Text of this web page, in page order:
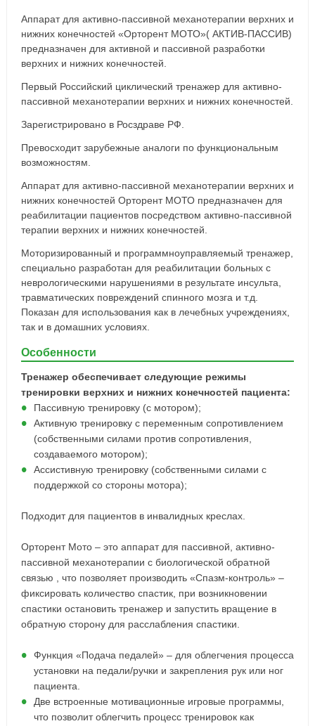
Аппарат для активно-пассивной механотерапии верхних и
нижних конечностей «Орторент МОТО»( АКТИВ-ПАССИВ)
предназначен для активной и пассивной разработки
верхних и нижних конечностей.
Первый Российский циклический тренажер для активно-
пассивной механотерапии верхних и нижних конечностей.
Зарегистрировано в Росздраве РФ.
Превосходит зарубежные аналоги по функциональным
возможностям.
Аппарат для активно-пассивной механотерапии верхних и
нижних конечностей Орторент МОТО предназначен для
реабилитации пациентов посредством активно-пассивной
терапии верхних и нижних конечностей.
Моторизированный и программноуправляемый тренажер,
специально разработан для реабилитации больных с
неврологическими нарушениями в результате инсульта,
травматических повреждений спинного мозга и т.д.
Показан для использования как в лечебных учреждениях,
так и в домашних условиях.
Особенности
Тренажер обеспечивает следующие режимы
тренировки верхних и нижних конечностей пациента:
Пассивную тренировку (с мотором);
Активную тренировку с переменным сопротивлением
(собственными силами против сопротивления,
создаваемого мотором);
Ассистивную тренировку (собственными силами с
поддержкой со стороны мотора);
Подходит для пациентов в инвалидных креслах.
Орторент Мото – это аппарат для пассивной, активно-
пассивной механотерапии с биологической обратной
связью , что позволяет производить «Спазм-контроль» –
фиксировать количество спастик, при возникновении
спастики остановить тренажер и запустить вращение в
обратную сторону для расслабления спастики.
Функция «Подача педалей» – для облегчения процесса
установки на педали/ручки и закрепления рук или ног
пациента.
Две встроенные мотивационные игровые программы,
что позволит облегчить процесс тренировок как